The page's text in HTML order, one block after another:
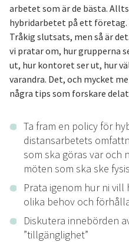
arbetet som är de bästa.
hybridarbetet på ett företag.
Tråkig slutsats, men så är
vi pratar om, hur grupperna
ut, hur kontoret ser ut, hur
varandra. Det, och mycket
några tips som forskare delat
Ta fram en policy för
distansarbetets
som ska göras var och
möten som ska ske
Prata igenom hur ni
olika behov och
Diskutera innebörden
”tillgänglighet”